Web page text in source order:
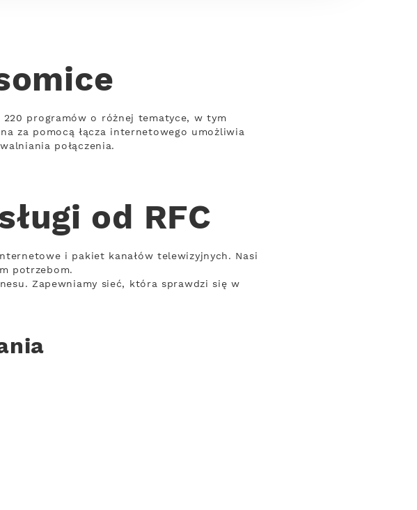
programów o różnej tematyce, w tym
za pomocą łącza internetowego umożliwia
połączenia.
od RFC
i pakiet kanałów telewizyjnych. Nasi
potrzebom.
Zapewniamy sieć, która sprawdzi się w